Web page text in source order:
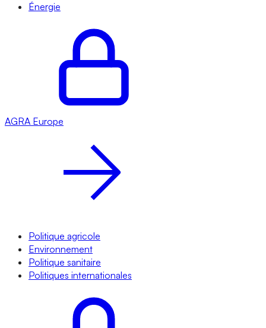
Énergie
AGRA Europe
Politique agricole
Environnement
Politique sanitaire
Politiques internationales